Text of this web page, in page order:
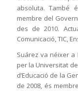
absoluta. També
membre del
des de 2010.
Comunicació, TIC,
Suárez va néixer a
per la Universitat
d’Educació de la
de 2008, és